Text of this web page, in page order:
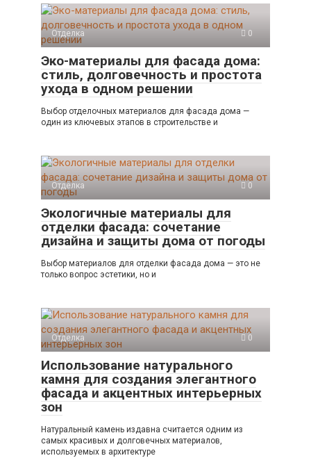
Отделка 0
Эко-материалы для фасада дома:
стиль, долговечность и простота
ухода в одном решении
Выбор отделочных материалов для фасада дома —
один из ключевых этапов в строительстве и
Отделка 0
Экологичные материалы для
отделки фасада: сочетание
дизайна и защиты дома от погоды
Выбор материалов для отделки фасада дома — это не
только вопрос эстетики, но и
Отделка 0
Использование натурального
камня для создания элегантного
фасада и акцентных интерьерных
зон
Натуральный камень издавна считается одним из
самых красивых и долговечных материалов,
используемых в архитектуре